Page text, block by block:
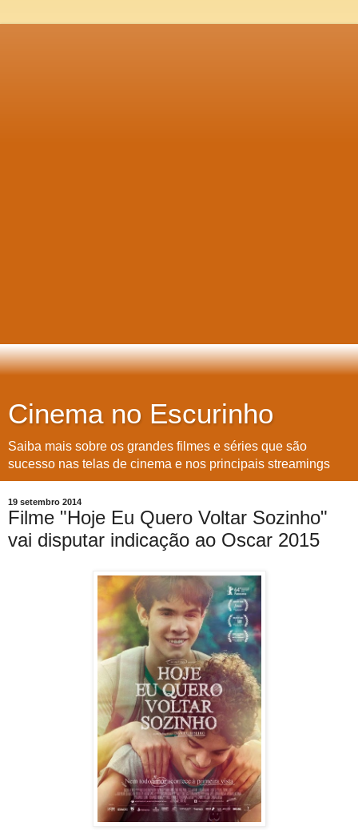
Cinema no Escurinho
Saiba mais sobre os grandes filmes e séries que são
sucesso nas telas de cinema e nos principais streamings
19 setembro 2014
Filme "Hoje Eu Quero Voltar Sozinho"
vai disputar indicação ao Oscar 2015